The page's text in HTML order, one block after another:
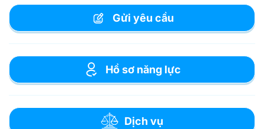
Gửi yêu cầu
Hồ sơ năng lực
Dịch vụ